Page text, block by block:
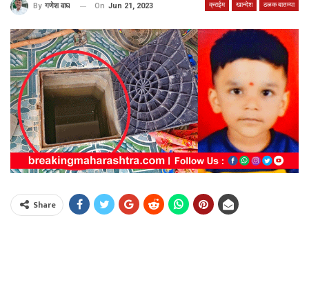
क्राईम खान्देश ठळक बातम्या
By गणेश वाघ On Jun 21, 2023
Share